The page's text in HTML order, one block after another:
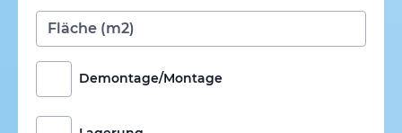
Demontage/Montage